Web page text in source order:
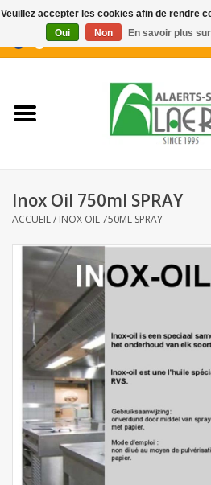
Nouveautés
Biscuits pour le café
Confiserie
Boissons
Biscuits apéritifs / Snacks salés
Botanicals
Bonbons pour la bonbonnière
Inox Oil 750ml SPRAY
ACCUEIL/ INOX OIL 750ML SPRAY
Veuillez accepter les cookies afin de rendre
Oui
Non En savoir plus